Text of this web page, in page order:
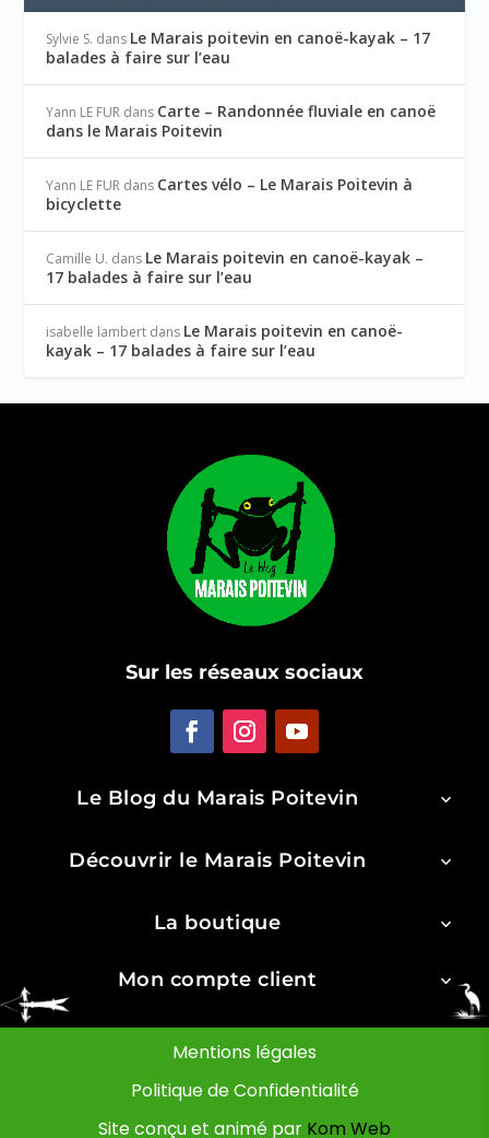
Sylvie S. dans Le Marais poitevin en canoë-kayak – 17
balades à faire sur l’eau
Yann LE FUR dans Carte – Randonnée fluviale en canoë
dans le Marais Poitevin
Yann LE FUR dans Cartes vélo – Le Marais Poitevin à
bicyclette
Camille U. dans Le Marais poitevin en canoë-kayak –
17 balades à faire sur l’eau
isabelle lambert dans Le Marais poitevin en canoë-
kayak – 17 balades à faire sur l’eau
Sur les réseaux sociaux
Le Blog du Marais Poitevin
Découvrir le Marais Poitevin
La boutique
Mon compte client
Mentions légales
Politique de Confidentialité
Site conçu et animé par Kom Web